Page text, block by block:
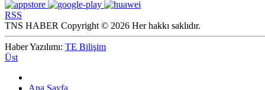
RSS
TNS HABER Copyright © 2026 Her hakkı saklıdır.
Haber Yazılımı: TE Bilişim
Üst